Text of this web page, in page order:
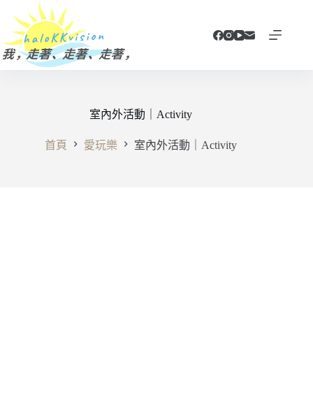
主
要
室內外活動｜Activity
首頁 愛玩樂 室內外活動｜Activity